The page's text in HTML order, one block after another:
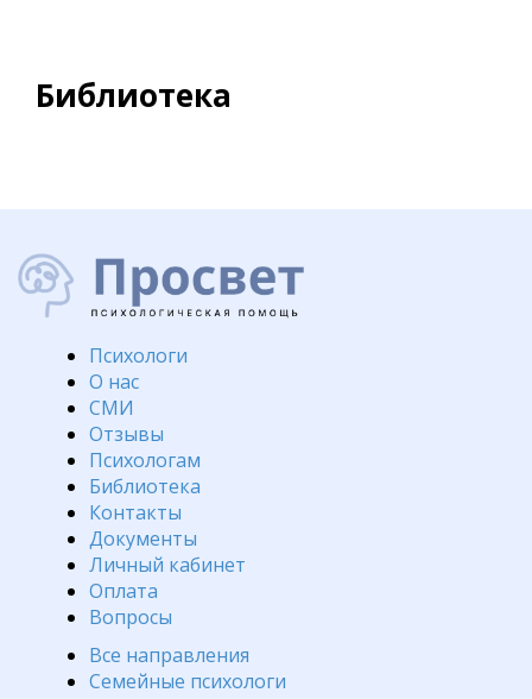
Библиотека
Психологи
О нас
СМИ
Отзывы
Психологам
Библиотека
Контакты
Документы
Личный кабинет
Оплата
Вопросы
Все направления
Семейные психологи